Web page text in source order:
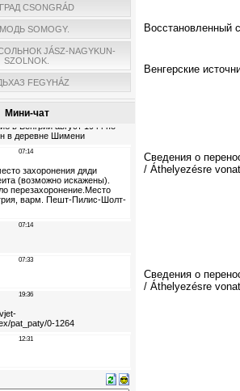
CSONGRÁD
SOMOGY.
JÁSZ-NAGYKUN-
SZOLNOK.
FEGYHÁZ
Мини-чат
Восстановленный
Венгерские
Сведения о
/ Áthelyezésre
Сведения о
/ Áthelyezésre